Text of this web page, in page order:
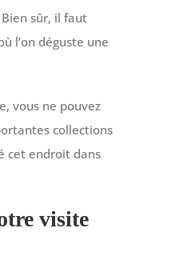
sûr, il faut
l’on déguste une
vous ne pouvez
collections
cet endroit dans
visite